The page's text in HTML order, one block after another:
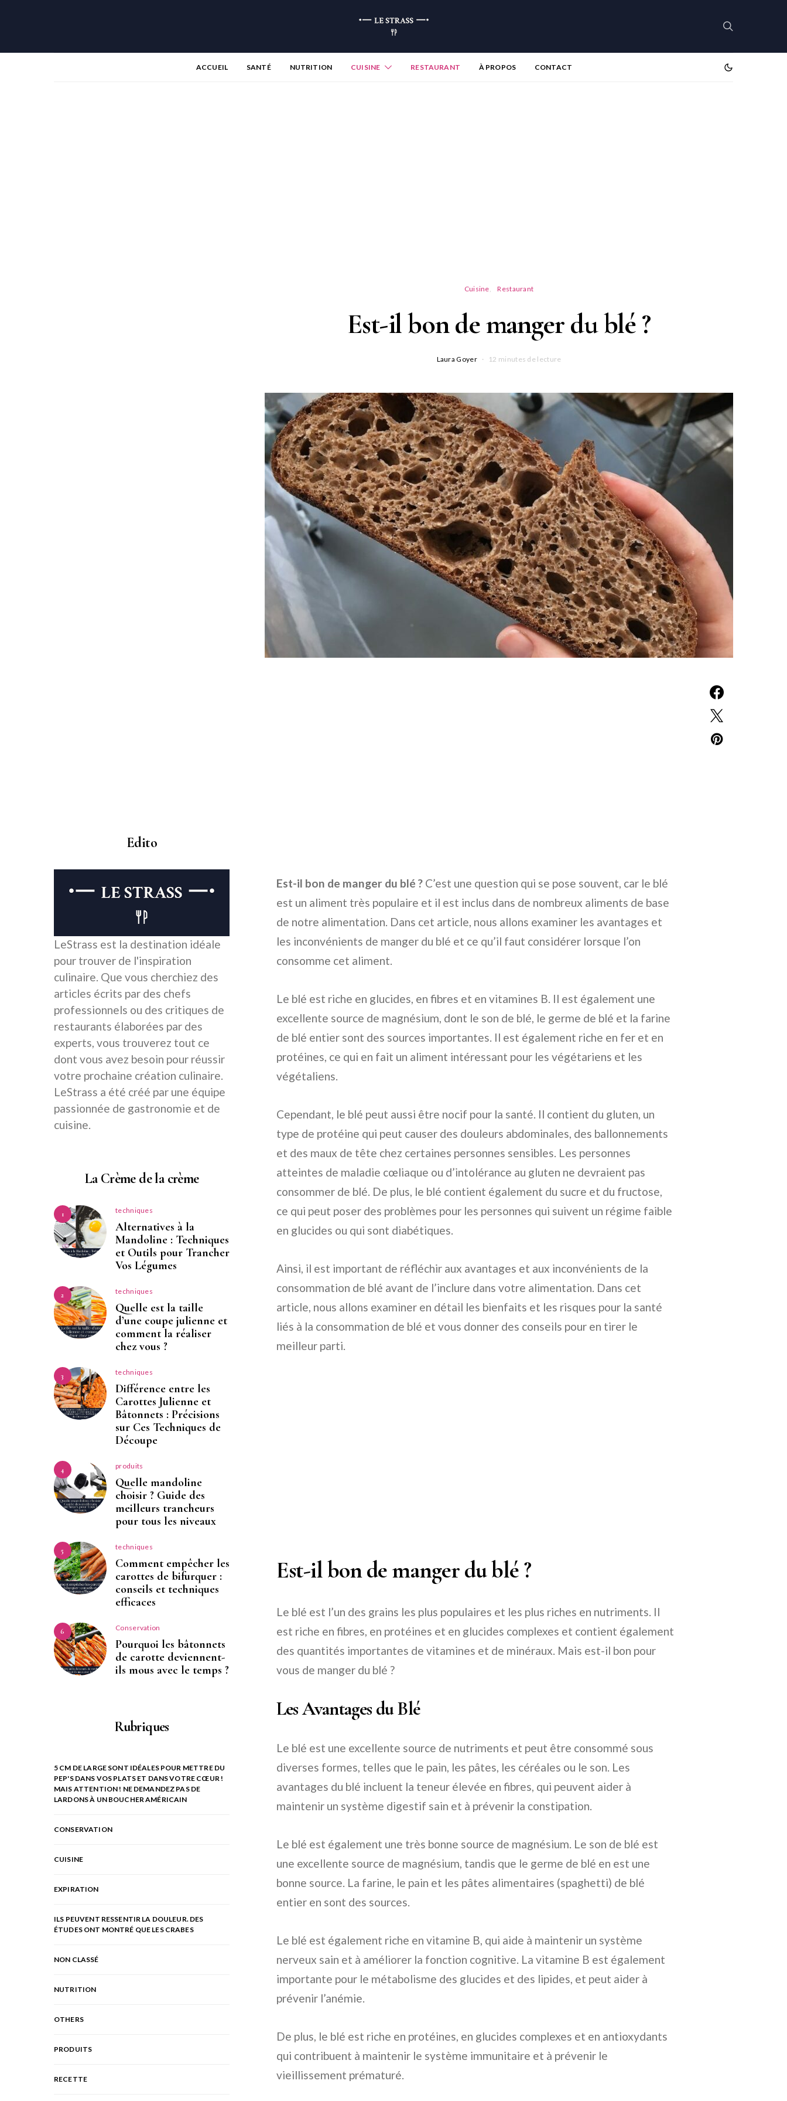
ACCUEIL SANTÉ NUTRITION CUISINE RESTAURANT À PROPOS CONTACT
Cuisine Restaurant
Est-il bon de manger du blé ?
Laura Goyer 12 minutes de lecture
Est-il bon de manger du blé ? C’est une question qui se pose souvent, car le blé
est un aliment très populaire et il est inclus dans de nombreux aliments de base
de notre alimentation. Dans cet article, nous allons examiner les avantages et
les inconvénients de manger du blé et ce qu’il faut considérer lorsque l’on
consomme cet aliment.
Le blé est riche en glucides, en fibres et en vitamines B. Il est également une
excellente source de magnésium, dont le son de blé, le germe de blé et la farine
de blé entier sont des sources importantes. Il est également riche en fer et en
protéines, ce qui en fait un aliment intéressant pour les végétariens et les
végétaliens.
Cependant, le blé peut aussi être nocif pour la santé. Il contient du gluten, un
type de protéine qui peut causer des douleurs abdominales, des ballonnements
et des maux de tête chez certaines personnes sensibles. Les personnes
atteintes de maladie cœliaque ou d’intolérance au gluten ne devraient pas
consommer de blé. De plus, le blé contient également du sucre et du fructose,
ce qui peut poser des problèmes pour les personnes qui suivent un régime faible
en glucides ou qui sont diabétiques.
Ainsi, il est important de réfléchir aux avantages et aux inconvénients de la
consommation de blé avant de l’inclure dans votre alimentation. Dans cet
article, nous allons examiner en détail les bienfaits et les risques pour la santé
liés à la consommation de blé et vous donner des conseils pour en tirer le
meilleur parti.
Est-il bon de manger du blé ?
Le blé est l’un des grains les plus populaires et les plus riches en nutriments. Il
est riche en fibres, en protéines et en glucides complexes et contient également
des quantités importantes de vitamines et de minéraux. Mais est-il bon pour
vous de manger du blé ?
Les Avantages du Blé
Le blé est une excellente source de nutriments et peut être consommé sous
diverses formes, telles que le pain, les pâtes, les céréales ou le son. Les
avantages du blé incluent la teneur élevée en fibres, qui peuvent aider à
maintenir un système digestif sain et à prévenir la constipation.
Le blé est également une très bonne source de magnésium. Le son de blé est
une excellente source de magnésium, tandis que le germe de blé en est une
bonne source. La farine, le pain et les pâtes alimentaires (spaghetti) de blé
entier en sont des sources.
Le blé est également riche en vitamine B, qui aide à maintenir un système
nerveux sain et à améliorer la fonction cognitive. La vitamine B est également
importante pour le métabolisme des glucides et des lipides, et peut aider à
prévenir l’anémie.
De plus, le blé est riche en protéines, en glucides complexes et en antioxydants
qui contribuent à maintenir le système immunitaire et à prévenir le
vieillissement prématuré.
Edito
LeStrass est la destination idéale
pour trouver de l'inspiration
culinaire. Que vous cherchiez des
articles écrits par des chefs
professionnels ou des critiques de
restaurants élaborées par des
experts, vous trouverez tout ce
dont vous avez besoin pour réussir
votre prochaine création culinaire.
LeStrass a été créé par une équipe
passionnée de gastronomie et de
cuisine.
La Crème de la crème
1 techniques
Alternatives à la
Mandoline : Techniques
et Outils pour Trancher
Vos Légumes
2 techniques
Quelle est la taille
d’une coupe julienne et
comment la réaliser
chez vous ?
3 techniques
Différence entre les
Carottes Julienne et
Bâtonnets : Précisions
sur Ces Techniques de
Découpe
4 produits
Quelle mandoline
choisir ? Guide des
meilleurs trancheurs
pour tous les niveaux
5 techniques
Comment empêcher les
carottes de bifurquer :
conseils et techniques
efficaces
6 Conservation
Pourquoi les bâtonnets
de carotte deviennent-
ils mous avec le temps ?
Rubriques
5 CM DE LARGE SONT IDÉALES POUR METTRE DU
PEP'S DANS VOS PLATS ET DANS VOTRE CŒUR !
MAIS ATTENTION ! NE DEMANDEZ PAS DE
LARDONS À UN BOUCHER AMÉRICAIN
CONSERVATION
CUISINE
EXPIRATION
ILS PEUVENT RESSENTIR LA DOULEUR. DES
ÉTUDES ONT MONTRÉ QUE LES CRABES
NON CLASSÉ
NUTRITION
OTHERS
PRODUITS
RECETTE